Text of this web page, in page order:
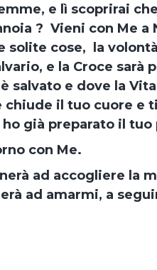
e lì scoprirai
? Vieni con Me a
solite cose, la
e la Croce sarà
salvato e dove la
chiude il tuo cuore e
già preparato il tuo
con Me.
ad accogliere la
ad amarmi, a